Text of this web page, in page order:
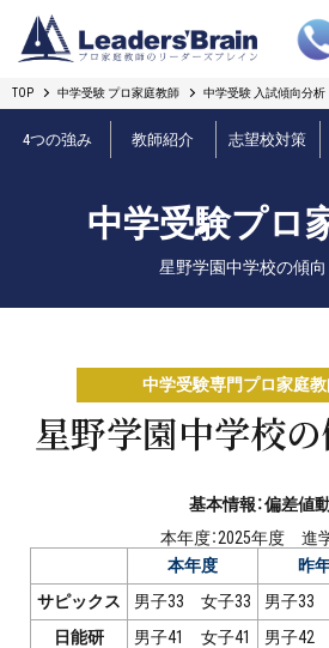
リーダーズブレインの強み
プロ教師紹介
無料体験授業とは
プロ家庭教師の英検®対策
費用について
TOP 中学受験 プロ家庭教師 中学受験 入試傾向分析
4つの強み 教師紹介 志望校対策
中学受験プロ
星野学園中学校の傾
中学受験専門プロ家庭
星野学園中学校
基本情報：偏差値
本年度：2025年度 進
本年度
昨
サピックス
男子33 女子33 男子33
日能研
男子41 女子41 男子42